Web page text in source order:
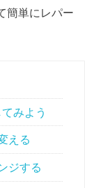
簡単にレパー
みよう
える
ジする